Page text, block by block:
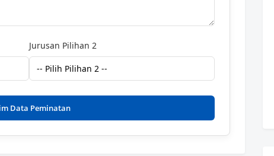
Jurusan Pilihan 2
Data Peminatan